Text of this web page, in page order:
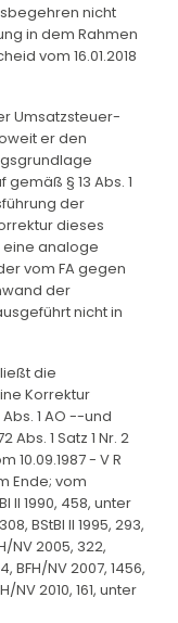
nicht
in dem Rahmen
vom 16.01.2018
Umsatzsteuer-
er den
§ 13 Abs. 1
der
dieses
eine analoge
vom FA gegen
der
nicht in
die
Korrektur
1 AO --und
1 Satz 1 Nr. 2
10.09.1987 - V R
Ende; vom
II 1990, 458, unter
BStBl II 1995, 293,
NV 2005, 322,
BFH/NV 2007, 1456,
NV 2010, 161, unter